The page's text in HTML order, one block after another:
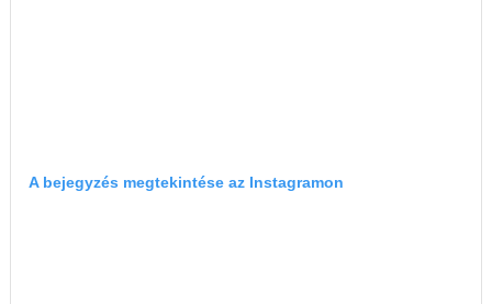
A bejegyzés megtekintése az Instagramon